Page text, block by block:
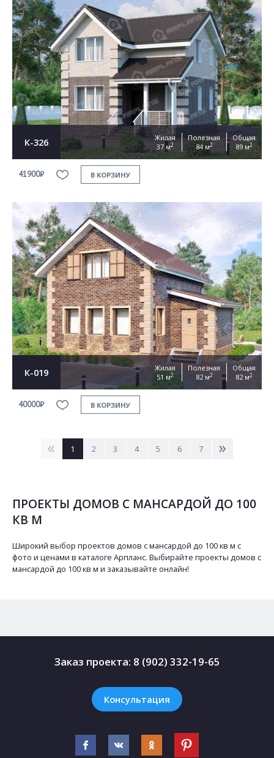
К-326
Жилая
37 м2
Полезная
84 м2
Общая
89 м2
41900₽ В КОРЗИНУ
К-019
Жилая
51 м2
Полезная
82 м2
Общая
82 м2
40000₽ В КОРЗИНУ
< 1 2 3 4 5 6 7 >
ПРОЕКТЫ ДОМОВ С МАНСАРДОЙ ДО 100
КВ М
Широкий выбор проектов домов с мансардой до 100 кв м с
фото и ценами в каталоге Арпланс. Выбирайте проекты домов с
мансардой до 100 кв м и заказывайте онлайн!
Заказ проекта: 8 (902) 332-19-65
Консультация